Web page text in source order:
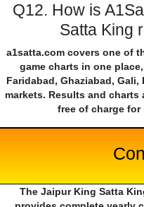
Q12. How is
Satta King
a1satta.com covers one of
game charts in one
Faridabad, Ghaziabad,
markets. Results and
free of charge for
The Jaipur King Satta